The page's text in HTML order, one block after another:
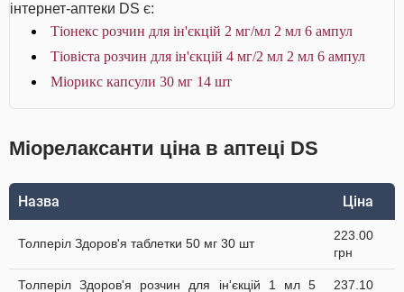
інтернет-аптеки DS є:
Тіонекс розчин для ін'єкцій 2 мг/мл 2 мл 6 ампул
Тіовіста розчин для ін'єкцій 4 мг/2 мл 2 мл 6 ампул
Міорикс капсули 30 мг 14 шт
Міорелаксанти ціна в аптеці DS
Назва Ціна
Толперіл Здоров'я таблетки 50 мг 30 шт
223.00
грн
Толперіл Здоров'я розчин для ін'єкцій 1 мл 5
237.10